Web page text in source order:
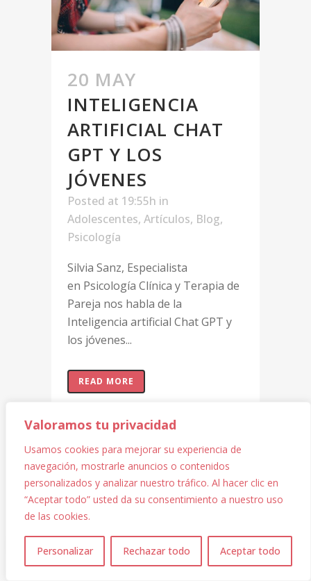
Valoramos tu privacidad
Usamos cookies para mejorar su experiencia de
navegación, mostrarle anuncios o contenidos
personalizados y analizar nuestro tráfico. Al hacer clic en
“Aceptar todo” usted da su consentimiento a nuestro uso
de las cookies.
Personalizar Rechazar todo Aceptar todo
20 MAY
INTELIGENCIA
ARTIFICIAL CHAT
GPT Y LOS
JÓVENES
Posted at 19:55h in
Adolescentes, Artículos, Blog,
Psicología
Silvia Sanz, Especialista
en Psicología Clínica y Terapia de
Pareja nos habla de la
Inteligencia artificial Chat GPT y
los jóvenes...
READ MORE